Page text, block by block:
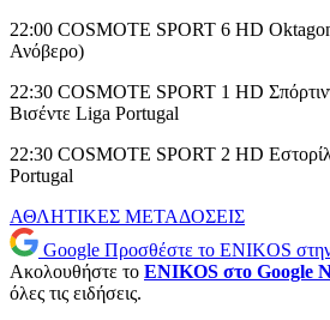
22:00 COSMOTE SPORT 6 HD
Ανόβερο)
22:30 COSMOTE SPORT 1 HD
Βισέντε Liga Portugal
22:30 COSMOTE SPORT 2 HD
Portugal
ΑΘΛΗΤΙΚΕΣ ΜΕΤΑΔΟΣΕΙΣ
Google Προσθέστε το ENIKOS
Ακολουθήστε το ENIKOS στο Google
όλες τις ειδήσεις.